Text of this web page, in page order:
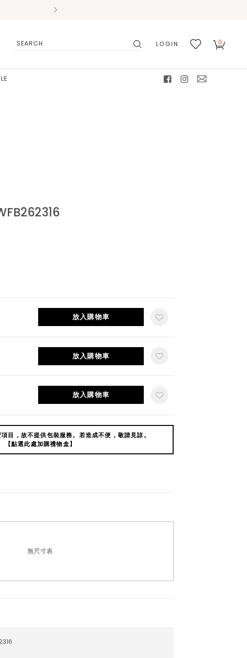
LOGIN 0
放入購物車
放入購物車
放入購物車
目，故不提供包裝服務。若造成不便，敬請見諒。
【點選此處加購禮物盒】
無尺寸表